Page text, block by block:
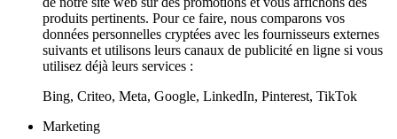
produits pertinents. Pour ce faire, nous comparons vos
données personnelles cryptées avec les fournisseurs externes
suivants et utilisons leurs canaux de publicité en ligne si vous
utilisez déjà leurs services :
Bing, Criteo, Meta, Google, LinkedIn, Pinterest, TikTok
Marketing